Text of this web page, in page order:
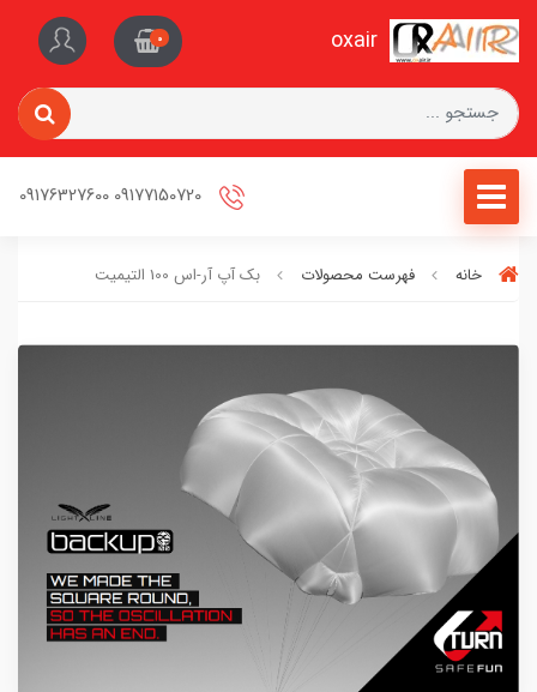
oxair
0
خانه فهرست محصولات بک آپ آر-اس 100 التیمیت